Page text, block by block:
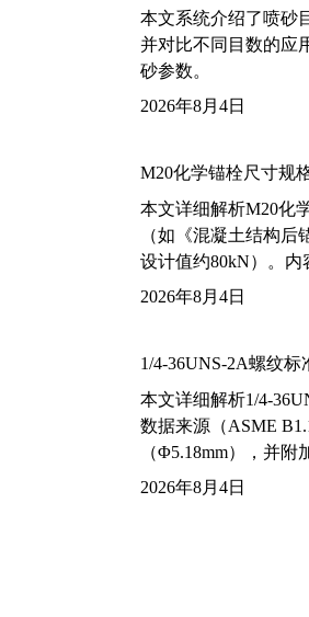
本文系统介绍了喷砂
并对比不同目数的应
砂参数。
2026年8月4日
M20化学锚栓尺寸规
本文详细解析M20化
（如《混凝土结构
设计值约80kN）。内
2026年8月4日
1/4-36UNS-2A螺纹标
本文详细解析1/4-
数据来源（ASME
（Φ5.18mm），并附
2026年8月4日